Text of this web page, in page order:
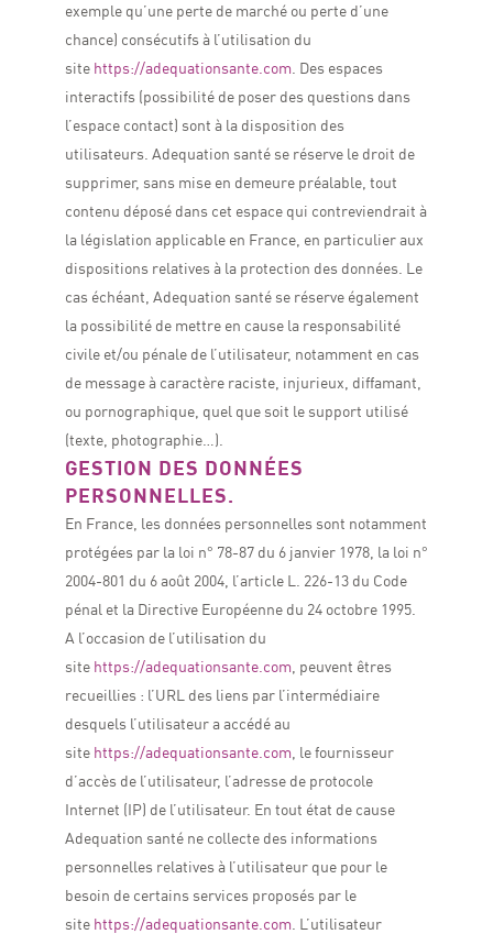
exemple qu’une perte de marché ou perte d’une
chance) consécutifs à l’utilisation du
site https://adequationsante.com Des espaces
interactifs (possibilité de poser des questions dans
l’espace contact) sont à la disposition des
utilisateurs. Adequation santé se réserve le droit de
supprimer, sans mise en demeure préalable, tout
contenu déposé dans cet espace qui contreviendrait à
la législation applicable en France, en particulier aux
dispositions relatives à la protection des données. Le
cas échéant, Adequation santé se réserve également
la possibilité de mettre en cause la responsabilité
civile et/ou pénale de l’utilisateur, notamment en cas
de message à caractère raciste, injurieux, diffamant,
ou pornographique, quel que soit le support utilisé
(texte, photographie…).
GESTION DES DONNÉES
PERSONNELLES.
En France, les données personnelles sont notamment
protégées par la loi n° 78-87 du 6 janvier 1978, la loi n°
2004-801 du 6 août 2004, l’article L. 226-13 du Code
pénal et la Directive Européenne du 24 octobre 1995.
A l’occasion de l’utilisation du
site https://adequationsante.com , peuvent êtres
recueillies : l’URL des liens par l’intermédiaire
desquels l’utilisateur a accédé au
site https://adequationsante.com , le fournisseur
d’accès de l’utilisateur, l’adresse de protocole
Internet (IP) de l’utilisateur. En tout état de cause
Adequation santé ne collecte des informations
personnelles relatives à l’utilisateur que pour le
besoin de certains services proposés par le
site https://adequationsante.com . L’utilisateur